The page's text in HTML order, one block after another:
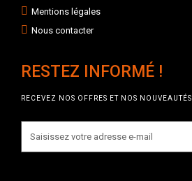
Mentions légales
Nous contacter
RESTEZ INFORMÉ !
RECEVEZ NOS OFFRES ET NOS NOUVEAUTÉS